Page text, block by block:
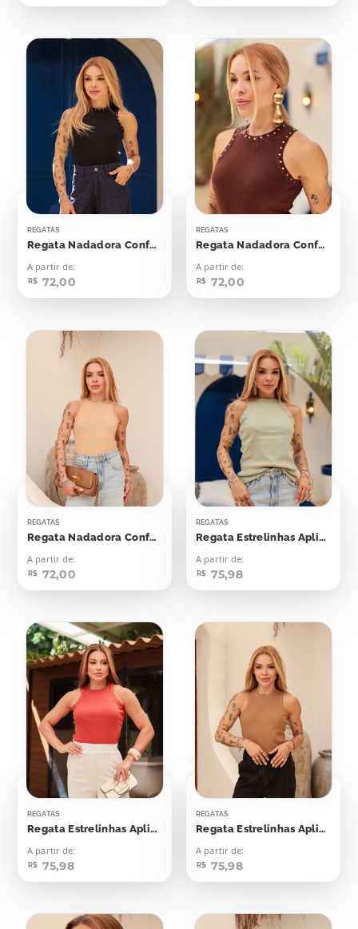
REGATAS
Regata Nadadora Confort Bolinhas Aplicação
A partir de:
R$ 72,00
REGATAS
Regata Nadadora Confort Bolinhas Aplicação
A partir de:
R$ 72,00
REGATAS
Regata Nadadora Confort Bolinhas Aplicação
A partir de:
R$ 72,00
REGATAS
Regata Estrelinhas Aplicação
A partir de:
R$ 75,98
REGATAS
Regata Estrelinhas Aplicação
A partir de:
R$ 75,98
REGATAS
Regata Estrelinhas Aplicação
A partir de:
R$ 75,98